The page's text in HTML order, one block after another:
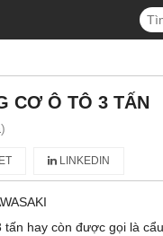
CƠ Ô TÔ 3 TẤN
)
LINKEDIN
tấn hay còn được gọi là